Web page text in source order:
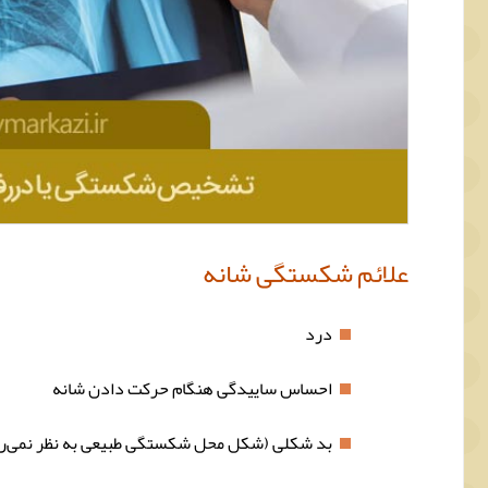
علائم شکستگی شانه
درد
احساس ساییدگی هنگام حرکت دادن شانه
بد شکلی (شکل محل شکستگی طبیعی به نظر